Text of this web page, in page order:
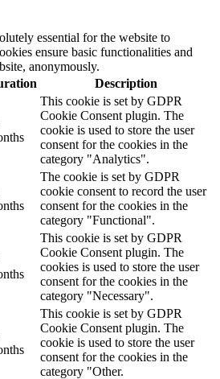
essential for the website to
ensure basic functionalities and
anonymously.
Description
This cookie is set by GDPR
Cookie Consent plugin. The
cookie is used to store the user
consent for the cookies in the
category "Analytics".
The cookie is set by GDPR
cookie consent to record the user
consent for the cookies in the
category "Functional".
This cookie is set by GDPR
Cookie Consent plugin. The
cookies is used to store the user
consent for the cookies in the
category "Necessary".
This cookie is set by GDPR
Cookie Consent plugin. The
cookie is used to store the user
consent for the cookies in the
category "Other.